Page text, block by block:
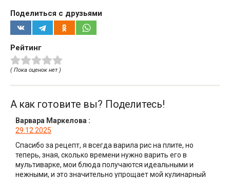
Поделиться с друзьями
Рейтинг
( Пока оценок нет )
А как готовите вы? Поделитесь!
Варвара Маркелова :
29.12.2025
Спасибо за рецепт, я всегда варила рис на плите, но
теперь, зная, сколько времени нужно варить его в
мультиварке, мои блюда получаются идеальными и
нежными, и это значительно упрощает мой кулинарный